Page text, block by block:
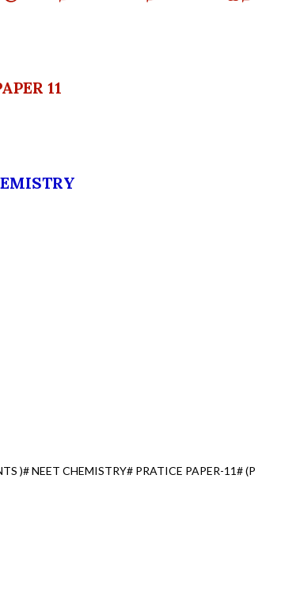
11
)# NEET CHEMISTRY# PRATICE PAPER-11# (P